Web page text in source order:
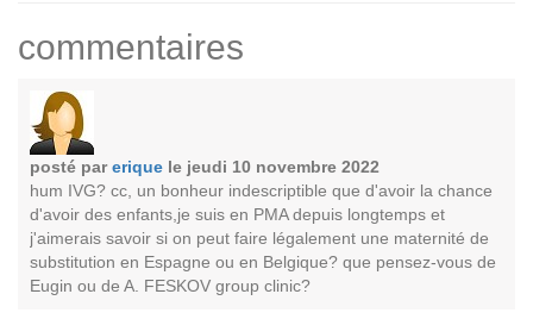
commentaires
posté parerique le jeudi 10 novembre 2022
hum IVG? cc, un bonheur indescriptible que d'avoir la chance
d'avoir des enfants,je suis en PMA depuis longtemps et
j'aimerais savoir si on peut faire légalement une maternité de
substitution en Espagne ou en Belgique? que pensez-vous de
Eugin ou de A. FESKOV group clinic?